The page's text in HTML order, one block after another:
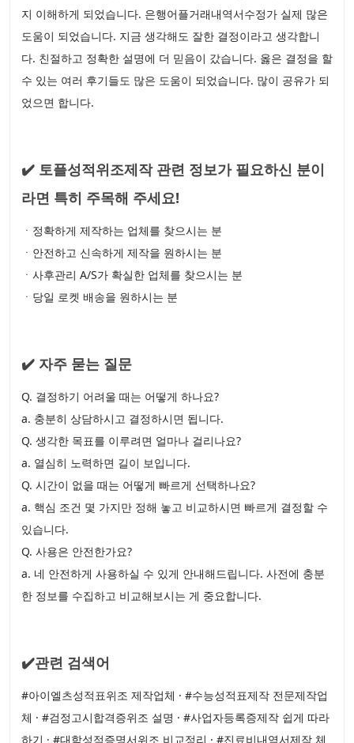
지 이해하게 되었습니다. 은행어플거래내역서수정가 실제 많은
도움이 되었습니다. 지금 생각해도 잘한 결정이라고 생각합니
다. 친절하고 정확한 설명에 더 믿음이 갔습니다. 옳은 결정을 할
수 있는 여러 후기들도 많은 도움이 되었습니다. 많이 공유가 되
었으면 합니다.
✔️ 토플성적위조제작 관련 정보가 필요하신 분이
라면 특히 주목해 주세요!
ㆍ정확하게 제작하는 업체를 찾으시는 분
ㆍ안전하고 신속하게 제작을 원하시는 분
ㆍ사후관리 A/S가 확실한 업체를 찾으시는 분
ㆍ당일 로켓 배송을 원하시는 분
✔️ 자주 묻는 질문
Q. 결정하기 어려울 때는 어떻게 하나요?
a. 충분히 상담하시고 결정하시면 됩니다.
Q. 생각한 목표를 이루려면 얼마나 걸리나요?
a. 열심히 노력하면 길이 보입니다.
Q. 시간이 없을 때는 어떻게 빠르게 선택하나요?
a. 핵심 조건 몇 가지만 정해 놓고 비교하시면 빠르게 결정할 수
있습니다.
Q. 사용은 안전한가요?
a. 네 안전하게 사용하실 수 있게 안내해드립니다. 사전에 충분
한 정보를 수집하고 비교해보시는 게 중요합니다.
✔️관련 검색어
#아이엘츠성적표위조 제작업체 · #수능성적표제작 전문제작업
체 · #검정고시합격증위조 설명 · #사업자등록증제작 쉽게 따라
하기 · #대학성적증명서위조 비교정리 · #진료비내역서제작 체